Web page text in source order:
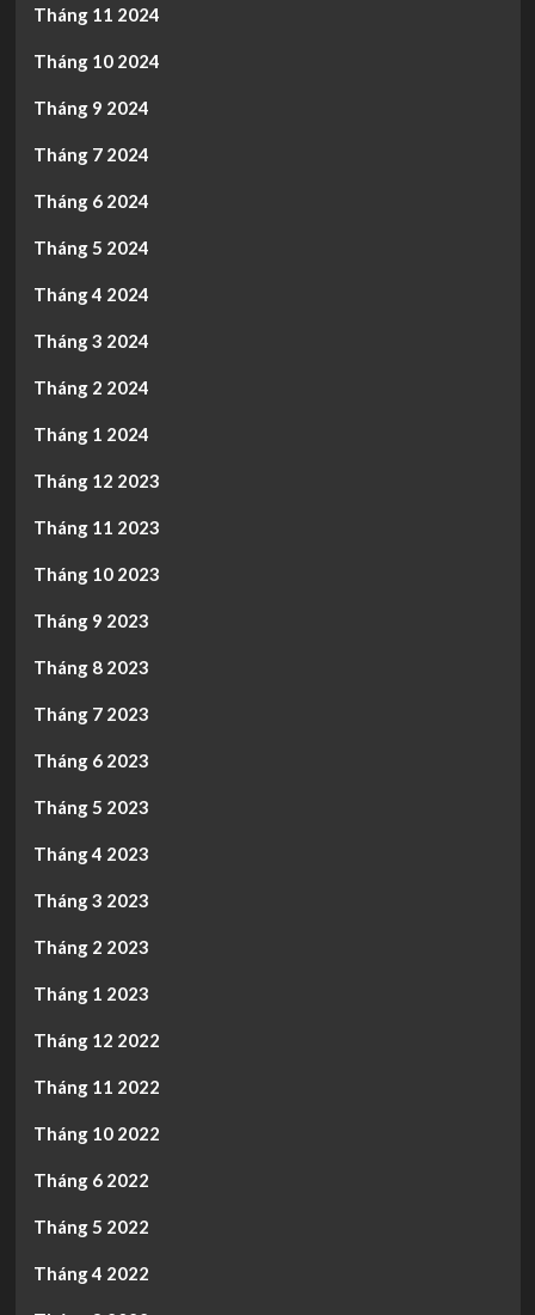
Tháng 11 2024
Tháng 10 2024
Tháng 9 2024
Tháng 7 2024
Tháng 6 2024
Tháng 5 2024
Tháng 4 2024
Tháng 3 2024
Tháng 2 2024
Tháng 1 2024
Tháng 12 2023
Tháng 11 2023
Tháng 10 2023
Tháng 9 2023
Tháng 8 2023
Tháng 7 2023
Tháng 6 2023
Tháng 5 2023
Tháng 4 2023
Tháng 3 2023
Tháng 2 2023
Tháng 1 2023
Tháng 12 2022
Tháng 11 2022
Tháng 10 2022
Tháng 6 2022
Tháng 5 2022
Tháng 4 2022